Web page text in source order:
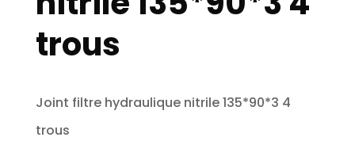
trous
Joint filtre hydraulique nitrile 135*90*3 4
trous